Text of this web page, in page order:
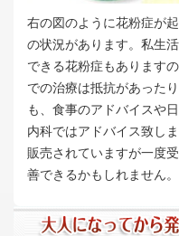
右の図のように花粉症が
の状況があります。私生
できる花粉症もあります
での治療は抵抗があった
も、食事のアドバイスや
内科ではアドバイス致し
販売されていますが一度
善できるかもしれません。